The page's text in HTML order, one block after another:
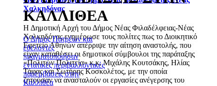
Χαλκηδόνας
Η Δημοτική Αρχή του Δήμος Νέας Φιλαδέλφειας-Νέας
Χαλκηδόνας ενημέρωσε τους πολίτες πως το Διοικητικό
Εφετείο Αθηνών απέρριψε την αίτηση αναστολής, που
είχαν καταθέσει οι δημοτικοί σύμβουλοι της παράταξης
«Πολιτών Πολιτεία» κ.κ. Μιχάλης Κουτσάκης, Ηλίας
Τάφας και Σωτήρης Κοσκολέτος, με την οποία
ζητούσαν να ανασταλούν οι εργασίες ανέγερσης του
ΚΑΛΛΙΘΕΑ
Ο Δήμος Πατρέων και
εθελοντές
πραγματοποιήσαν
εντατικές περιβαλλοντικές
παρεμβάσεις στην
Καλλιθέα